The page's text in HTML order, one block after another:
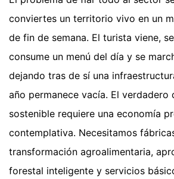
conviertes un territorio vivo en un
de fin de semana. El turista viene,
consume un menú del día y se
dejando tras de sí una
año permanece vacía. El verdadero
sostenible requiere una economía
contemplativa. Necesitamos
transformación agroalimentaria,
forestal inteligente y servicios